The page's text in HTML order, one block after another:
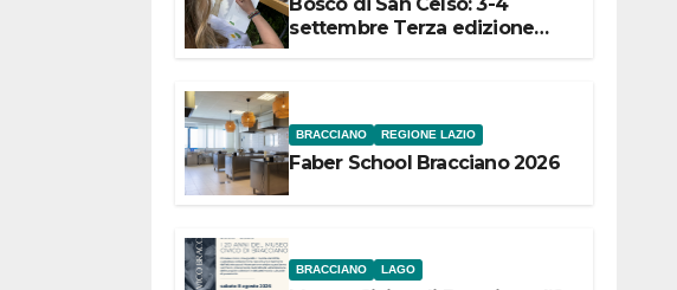
settembre Terza edizione
BRACCIANO REGIONE LAZIO
Faber School Bracciano 2026
BRACCIANO LAGO